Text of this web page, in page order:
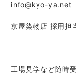
info@kyo-ya.net
京屋染物店 採用担
工場見学など随時